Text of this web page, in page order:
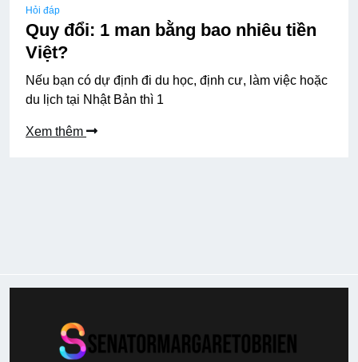
Hỏi đáp
Quy đổi: 1 man bằng bao nhiêu tiền
Việt?
Nếu bạn có dự định đi du học, định cư, làm việc hoặc
du lịch tại Nhật Bản thì 1
Xem thêm